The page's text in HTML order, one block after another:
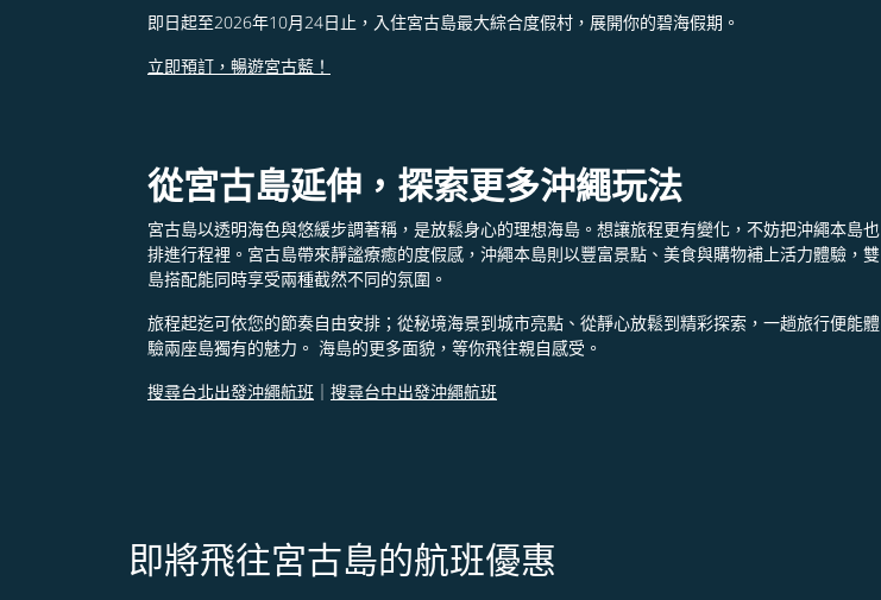
即日起至2026年10月24日止，入住宮古島最大綜合度假村，展開你的碧海假期。
立即預訂，暢遊宮古藍！
從宮古島延伸，探索更多沖繩玩法
宮古島以透明海色與悠緩步調著稱，是放鬆身心的理想海島。想讓旅程更有變化，不妨把沖繩本島也
排進行程裡。宮古島帶來靜謐療癒的度假感，沖繩本島則以豐富景點、美食與購物補上活力體驗，雙
島搭配能同時享受兩種截然不同的氛圍。​ ​
旅程起迄可依您的節奏自由安排；從秘境海景到城市亮點、從靜心放鬆到精彩探索，一趟旅行便能體
驗兩座島獨有的魅力。​ 海島的更多面貌，等你飛往親自感受。
搜尋台北出發沖繩航班
搜尋台中出發沖繩航班
即將飛往宮古島的航班優惠